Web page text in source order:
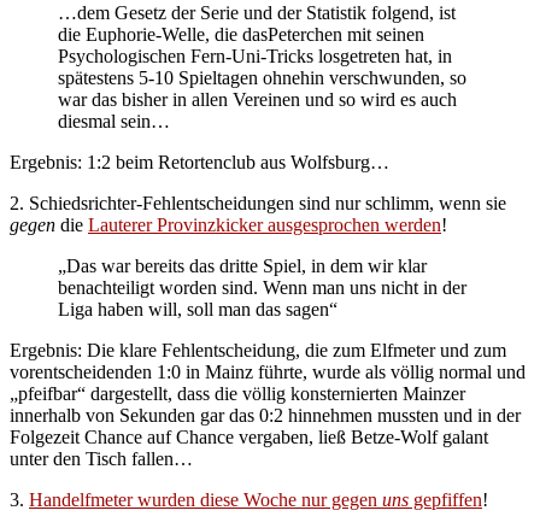
…dem Gesetz der Serie und der Statistik folgend, ist
die Euphorie-Welle, die dasPeterchen mit seinen
Psychologischen Fern-Uni-Tricks losgetreten hat, in
spätestens 5-10 Spieltagen ohnehin verschwunden, so
war das bisher in allen Vereinen und so wird es auch
diesmal sein…
Ergebnis: 1:2 beim Retortenclub aus Wolfsburg…
2. Schiedsrichter-Fehlentscheidungen sind nur schlimm, wenn sie
gegen die Lauterer Provinzkicker ausgesprochen werden!
„Das war bereits das dritte Spiel, in dem wir klar
benachteiligt worden sind. Wenn man uns nicht in der
Liga haben will, soll man das sagen“
Ergebnis: Die klare Fehlentscheidung, die zum Elfmeter und zum
vorentscheidenden 1:0 in Mainz führte, wurde als völlig normal und
„pfeifbar“ dargestellt, dass die völlig konsternierten Mainzer
innerhalb von Sekunden gar das 0:2 hinnehmen mussten und in der
Folgezeit Chance auf Chance vergaben, ließ Betze-Wolf galant
unter den Tisch fallen…
3. Handelfmeter wurden diese Woche nur gegen uns gepfiffen!